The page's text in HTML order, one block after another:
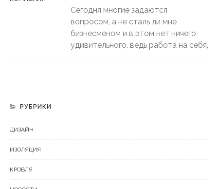
Сегодня многие задаются
вопросом, а не сталь ли мне
бизнесменом и в этом нет ничего
удивительного, ведь работа на себя,
РУБРИКИ
ДИЗАЙН
ИЗОЛЯЦИЯ
КРОВЛЯ